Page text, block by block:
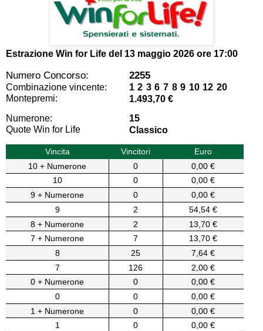
Estrazione Win for Life del 13 maggio 2026 ore 17:00
Numero Concorso: 2255
Combinazione vincente:
1 2 3 6 7 8 9 10 12 20
Montepremi:
1.493,70 €
Numerone:
15
Quote Win for Life
Classico
Vincita Vincitori
Euro
10 + Numerone
0
0,00 €
10
0
0,00 €
9 + Numerone
0
0,00 €
9
2
54,54 €
8 + Numerone
2
13,70 €
7 + Numerone
7
13,70 €
8
25
7,64 €
7
126
2,00 €
0 + Numerone
0
0,00 €
0
0
0,00 €
1 + Numerone
0
0,00 €
1
0
0,00 €